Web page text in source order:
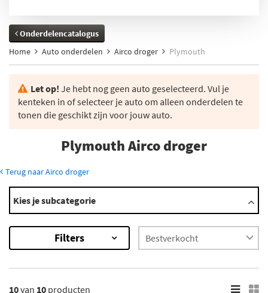
Onderdelencatalogus
Home
Auto onderdelen Airco droger Plymouth
Let op! Je hebt nog geen auto geselecteerd. Vul je
kenteken in of selecteer je auto om alleen onderdelen te
tonen die geschikt zijn voor jouw auto.
Plymouth Airco droger
Terug naar Airco droger
Modellen
Breeze
Neon
Voyager / Grandoyager
×
10Resultaten
Kies je subcategorie
Filters
10van 10 producten